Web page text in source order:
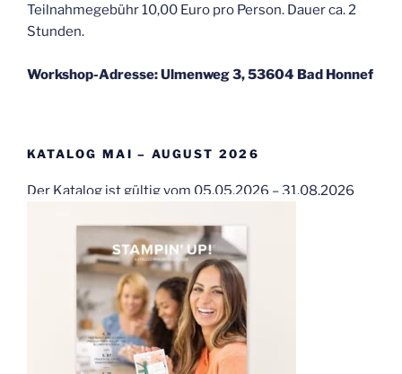
Teilnahmegebühr 10,00 Euro pro Person. Dauer ca. 2
Stunden.
Workshop-Adresse: Ulmenweg 3, 53604 Bad Honnef
KATALOG MAI – AUGUST 2026
Der Katalog ist gültig vom 05.05.2026 – 31.08.2026